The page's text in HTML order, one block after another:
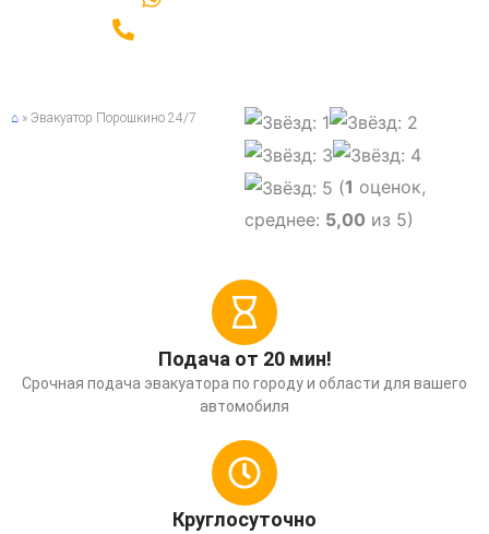
⌂ » Эвакуатор Порошкино 24/7
(1 оценок,
среднее: 5,00 из 5)
Подача от 20 мин!
Срочная подача эвакуатора по городу и области для вашего
автомобиля
Круглосуточно